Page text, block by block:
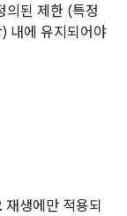
의된 제한 (특정
내에 유지되어야
재생에만 적용되